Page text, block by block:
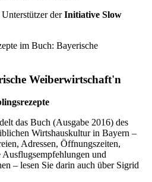
derInitiative Slow
Weiberwirtschaft'n
das Buch (Ausgabe 2016) des
Wirtshauskultur in Bayern –
Adressen, Öffnungszeiten,
und
– lesen Sie darin auch über Sigrid